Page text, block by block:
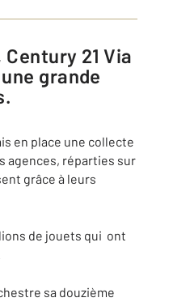
grande
en place une collecte
agences, réparties sur
grâce à leurs
de jouets qui ont
sa douzième